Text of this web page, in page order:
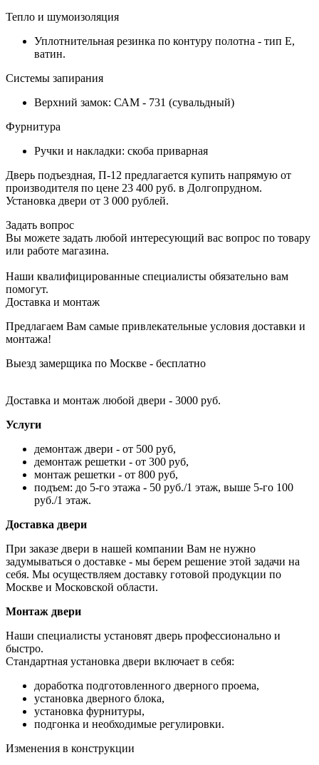
Тепло и шумоизоляция
Уплотнительная резинка по контуру полотна - тип Е,
ватин.
Системы запирания
Верхний замок: САМ - 731 (сувальдный)
Фурнитура
Ручки и накладки: скоба приварная
Дверь подъездная, П-12 предлагается купить напрямую от
производителя по цене 23 400 руб. в Долгопрудном.
Установка двери от 3 000 рублей.
Задать вопрос
Вы можете задать любой интересующий вас вопрос по товару
или работе магазина.
Наши квалифицированные специалисты обязательно вам
помогут.
Доставка и монтаж
Предлагаем Вам самые привлекательные условия доставки и
монтажа!
Выезд замерщика по Москве - бесплатно
Доставка и монтаж любой двери - 3000 руб.
Услуги
демонтаж двери - от 500 руб,
демонтаж решетки - от 300 руб,
монтаж решетки - от 800 руб,
подъем: до 5-го этажа - 50 руб./1 этаж, выше 5-го 100
руб./1 этаж.
Доставка двери
При заказе двери в нашей компании Вам не нужно
задумываться о доставке - мы берем решение этой задачи на
себя. Мы осуществляем доставку готовой продукции по
Москве и Московской области.
Монтаж двери
Наши специалисты установят дверь профессионально и
быстро.
Стандартная установка двери включает в себя:
доработка подготовленного дверного проема,
установка дверного блока,
установка фурнитуры,
подгонка и необходимые регулировки.
Изменения в конструкции